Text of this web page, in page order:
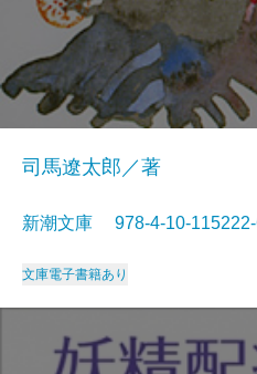
司馬遼太郎／著
新潮文庫 978-4-10-
文庫電子書籍あり